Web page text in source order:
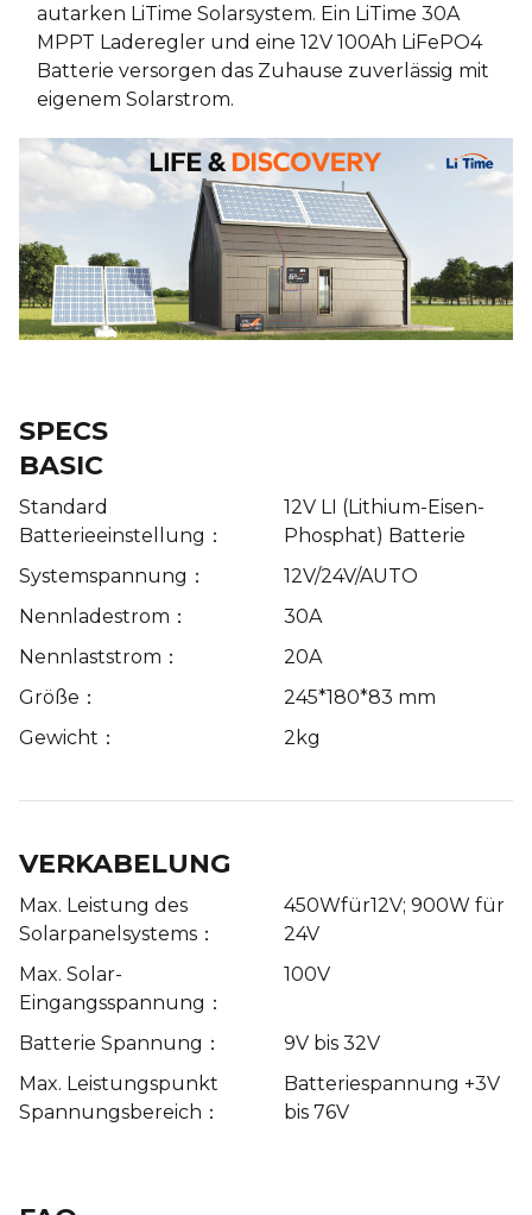
autarken LiTime Solarsystem. Ein LiTime 30A
MPPT Laderegler und eine 12V 100Ah LiFePO4
Batterie versorgen das Zuhause zuverlässig mit
eigenem Solarstrom.
SPECS
BASIC
Standard
Batterieeinstellung：
12V LI (Lithium-Eisen-
Phosphat) Batterie
Systemspannung：
12V/24V/AUTO
Nennladestrom：
30A
Nennlaststrom：
20A
Größe：
245*180*83 mm
Gewicht：
2kg
VERKABELUNG
Max. Leistung des
Solarpanelsystems：
450Wfür12V; 900W für
24V
Max. Solar-
Eingangsspannung：
100V
Batterie Spannung：
9V bis 32V
Max. Leistungspunkt
Spannungsbereich：
Batteriespannung +3V
bis 76V